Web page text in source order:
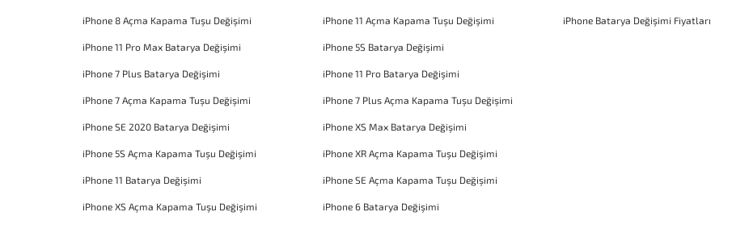
iPhone 8 Açma Kapama Tuşu Değişimi iPhone 11 Açma Kapama Tuşu Değişimi
iPhone 11 Pro Max Batarya Değişimi iPhone 5S Batarya Değişimi
iPhone 7 Plus Batarya Değişimi iPhone 11 Pro Batarya Değişimi
iPhone 7 Açma Kapama Tuşu Değişimi iPhone 7 Plus Açma Kapama Tuşu Değişimi
iPhone SE 2020 Batarya Değişimi iPhone XS Max Batarya Değişimi
iPhone 5S Açma Kapama Tuşu Değişimi iPhone XR Açma Kapama Tuşu Değişimi
iPhone 11 Batarya Değişimi iPhone SE Açma Kapama Tuşu Değişimi
iPhone XS Açma Kapama Tuşu Değişimi iPhone 6 Batarya Değişimi
iPhone Batarya Değişimi Fiyatları